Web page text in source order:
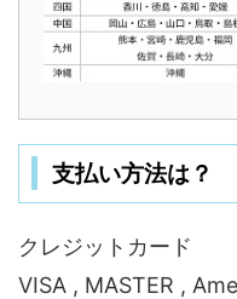
支払い方法は？
クレジットカード
VISA , MASTER ,